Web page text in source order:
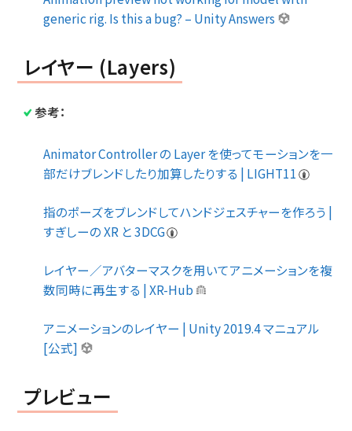
generic rig. Is this a bug? – Unity Answers
レイヤー (Layers)
参考：
Animator Controller の Layer を使ってモーションを一
部だけブレンドしたり加算したりする | LIGHT11
指のポーズをブレンドしてハンドジェスチャーを作ろう |
すぎしーの XR と 3DCG
レイヤー／アバターマスクを用いてアニメーションを複
数同時に再生する | XR-Hub
アニメーションのレイヤー | Unity 2019.4 マニュアル
[公式]
プレビュー